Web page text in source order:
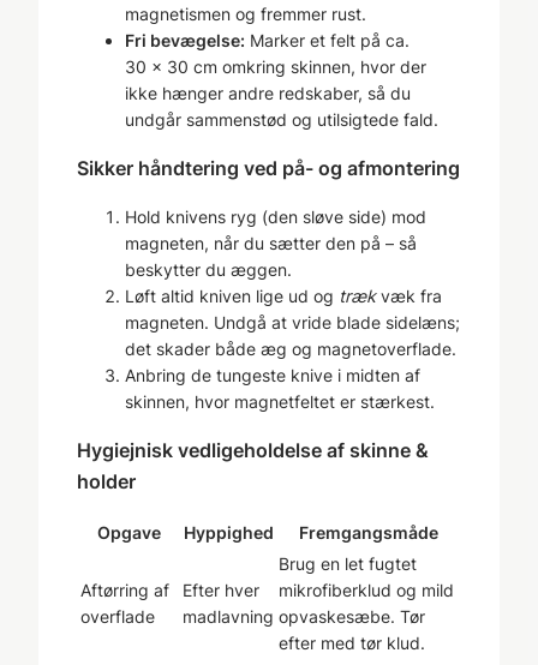
magnetismen og fremmer rust.
Fri bevægelse: Marker et felt på ca.
30 × 30 cm omkring skinnen, hvor der
ikke hænger andre redskaber, så du
undgår sammenstød og utilsigtede fald.
Sikker håndtering ved på- og afmontering
Hold knivens ryg (den sløve side) mod
magneten, når du sætter den på – så
beskytter du æggen.
Løft altid kniven lige ud og trækvæk fra
magneten. Undgå at vride blade sidelæns;
det skader både æg og magnetoverflade.
Anbring de tungeste knive i midten af
skinnen, hvor magnetfeltet er stærkest.
Hygiejnisk vedligeholdelse af skinne &
holder
Opgave Hyppighed Fremgangsmåde
Aftørring af
overflade
Efter hver
madlavning
Brug en let fugtet
mikrofiberklud og mild
opvaskesæbe. Tør
efter med tør klud.